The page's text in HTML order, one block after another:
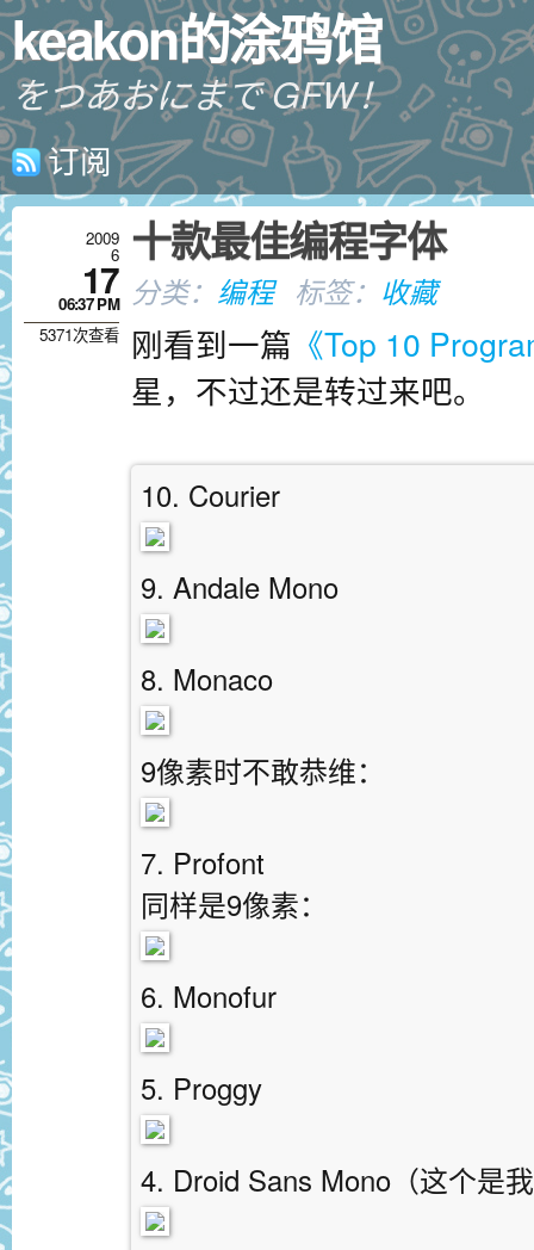
keakon的涂鸦馆
をつあおにまで GFW！
订阅
十款最佳编程字体
2009
6
17
06:37 PM
5371次查看
分类： 编程 标签： 收藏
刚看到一篇 《Top 10
星，不过还是转过来吧。
10. Courier
9. Andale Mono
8. Monaco
9像素时不敢恭维：
7. Profont
同样是9像素：
6. Monofur
5. Proggy
4. Droid Sans Mono（这个是